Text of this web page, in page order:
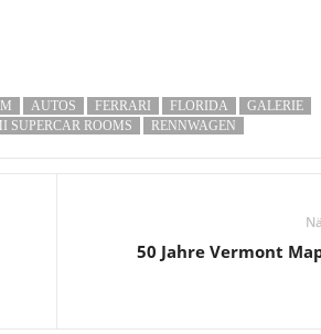
AUTOS FERRARI FLORIDA
GALERIE
SUPERCAR ROOMS RENNWAGEN
50 Jahre Vermont